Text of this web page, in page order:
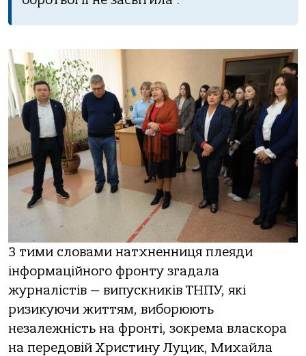
З тими словами натхненниця плеяди
інформаційного фронту згадала
журналістів — випускників ТНПУ, які
ризикуючи життям, виборюють
незалежність на фронті, зокрема власкора
на передовій Христину Луцик, Михайла